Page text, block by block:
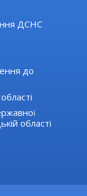
ДСНС
до
області